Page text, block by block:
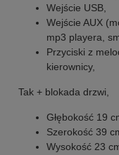
Wejście USB,
Wejście AUX
mp3 playera,
Przyciski z
kierownicy,
Tak + blokada drzwi,
Głębokość 19
Szerokość 39
Wysokość 23